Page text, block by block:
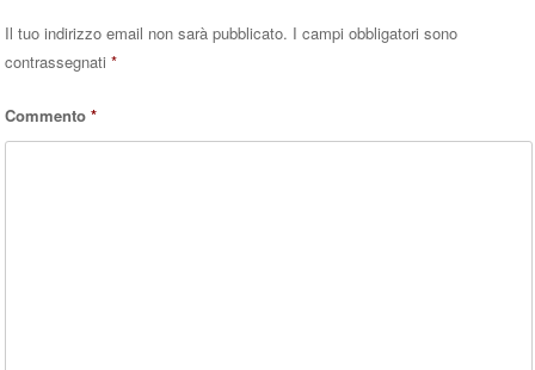
Il tuo indirizzo email non sarà pubblicato. I campi obbligatori sono
contrassegnati*
Commento*